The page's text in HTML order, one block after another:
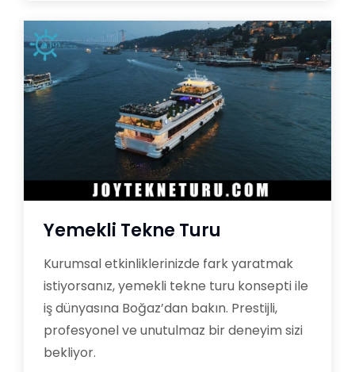
Yemekli Tekne Turu
Kurumsal etkinliklerinizde fark yaratmak
istiyorsanız, yemekli tekne turu konsepti ile
iş dünyasına Boğaz’dan bakın. Prestijli,
profesyonel ve unutulmaz bir deneyim sizi
bekliyor.